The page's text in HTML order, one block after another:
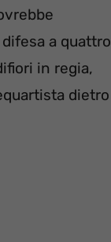
a quattro
in regia,
dietro